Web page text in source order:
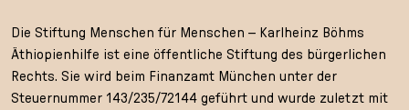
Die Stiftung Menschen für Menschen – Karlheinz Böhms
Äthiopienhilfe ist eine öffentliche Stiftung des bürgerlichen
Rechts. Sie wird beim Finanzamt München unter der
Steuernummer 143/235/72144 geführt und wurde zuletzt mit